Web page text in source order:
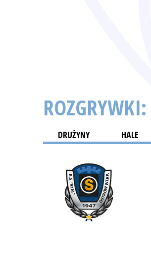
ROZGRYWKI:
DRUŻYNY HALE